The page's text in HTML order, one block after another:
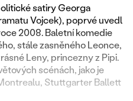
satiry Georga
Vojcek), poprvé uvedl
2008. Baletní komedie
stále zasněného Leonce,
Leny, princezny z Pipi.
scénách, jako je
Stuttgarter Ballett